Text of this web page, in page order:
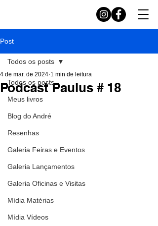
Post
Todos os posts
Meus livros
Blog do André
Resenhas
Galeria Feiras e Eventos
Galeria Lançamentos
Galeria Oficinas e Visitas
Mídia Matérias
Mídia Vídeos
Todos os posts
Podcast Paulus # 18
4 de mar. de 2024 1 min de leitura